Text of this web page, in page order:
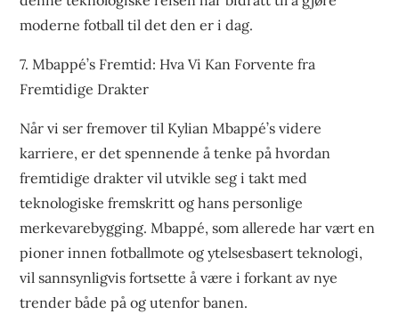
moderne fotball til det den er i dag.
7. Mbappé’s Fremtid: Hva Vi Kan Forvente fra
Fremtidige Drakter
Når vi ser fremover til Kylian Mbappé’s videre
karriere, er det spennende å tenke på hvordan
fremtidige drakter vil utvikle seg i takt med
teknologiske fremskritt og hans personlige
merkevarebygging. Mbappé, som allerede har vært en
pioner innen fotballmote og ytelsesbasert teknologi,
vil sannsynligvis fortsette å være i forkant av nye
trender både på og utenfor banen.